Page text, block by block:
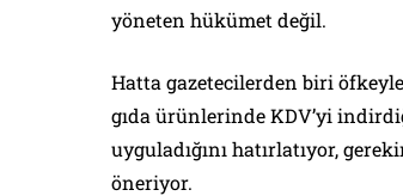
yöneten hükümet değil.
Hatta gazetecilerden biri
gıda ürünlerinde KDV’yi
uyguladığını hatırlatıyor,
öneriyor.